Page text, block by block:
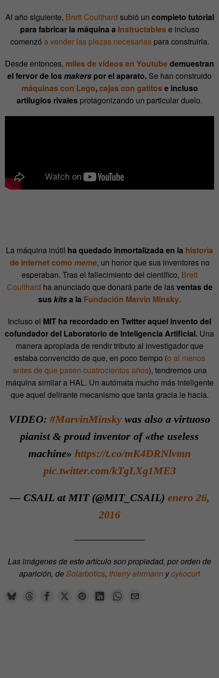
Al año siguiente, Brett Coulthard subió un completo tutorial
para fabricar la máquina a Instructablese incluso
comenzó a vender las piezas necesariaspara construirla.
Desde entonces, miles de vídeos en Youtubedemuestran
el fervor de losmakers por el aparato. Se han construido
máquinas con Lego,cajas con gatitose incluso
artilugios rivales protagonizando un particular duelo.
La máquina inútil ha quedado inmortalizada en la historia
de internet como meme, un honor que sus inventores no
esperaban. Tras el fallecimiento del científico, Brett
Coulthard ha anunciado que donará parte de lasventas de
suskitsa la Fundación Marvin Minsky.
Incluso el MIT ha recordado en Twitter aquel invento del
cofundador del Laboratorio de Inteligencia Artificial. Una
manera apropiada de rendir tributo al investigador que
estaba convencido de que, en poco tiempo (o al menos
antes de que pasen cuatrocientos años), tendremos una
máquina similar a HAL. Un autómata mucho más inteligente
que aquel delirante mecanismo que tanta gracia le hacía.
VIDEO: #MarvinMinsky was also a virtuoso
pianist & proud inventor of «the useless
machine» https://t.co/mK4DRNlvmn
pic.twitter.com/kTgLXg1ME3
— CSAIL at MIT (@MIT_CSAIL) enero 26,
2016
—————————
Las imágenes de este artículo son propiedad, por orden de
aparición, deSolarbotics, thierry ehrmann ycykocurt